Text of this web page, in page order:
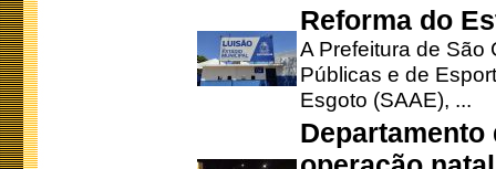
Reforma do
A Prefeitura de São
Públicas e de
Esgoto (SAAE), ...